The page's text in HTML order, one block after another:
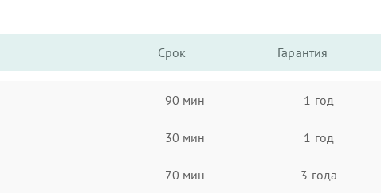
Срок Гарантия
90 мин 1 год
30 мин 1 год
70 мин 3 года